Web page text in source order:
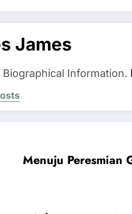
James
Information.
Menuju Peresmian